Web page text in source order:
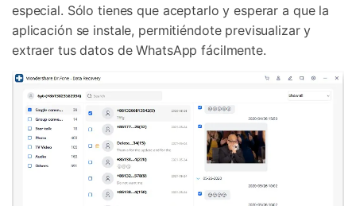
especial. Sólo tienes que aceptarlo y esperar a que la
aplicación se instale, permitiéndote previsualizar y
extraer tus datos de WhatsApp fácilmente.